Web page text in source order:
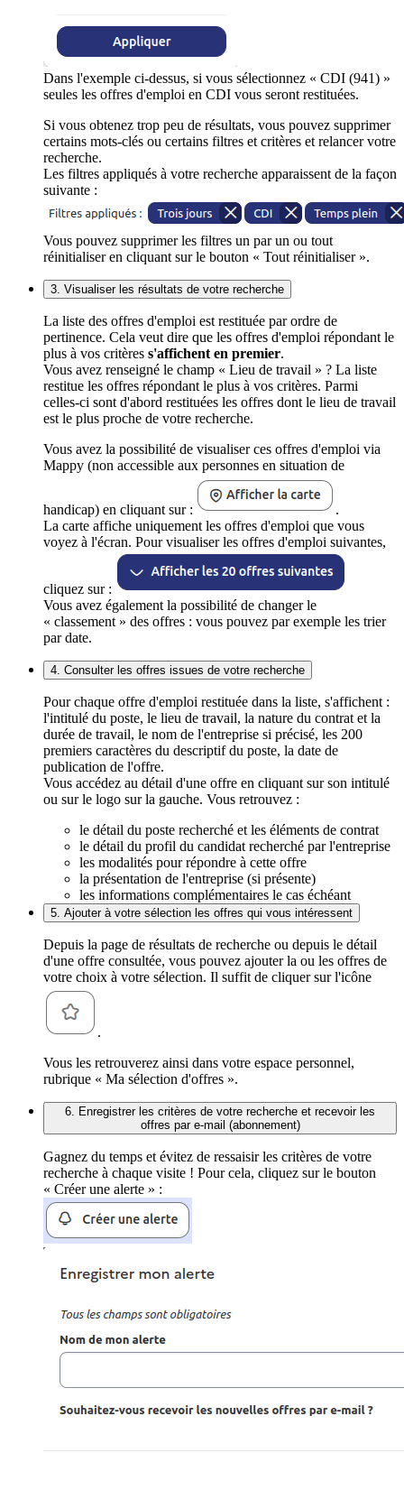
Dans l'exemple ci-dessus, si vous sélectionnez « CDI (941) »
seules les offres d'emploi en CDI vous seront restituées.
Si vous obtenez trop peu de résultats, vous pouvez supprimer
certains mots-clés ou certains filtres et critères et relancer votre
recherche.
Les filtres appliqués à votre recherche apparaissent de la façon
suivante :
Vous pouvez supprimer les filtres un par un ou tout
réinitialiser en cliquant sur le bouton « Tout réinitialiser ».
3. Visualiser les résultats de votre recherche
La liste des offres d'emploi est restituée par ordre de
pertinence. Cela veut dire que les offres d'emploi répondant le
plus à vos critères s'affichent en premier.
Vous avez renseigné le champ « Lieu de travail » ? La liste
restitue les offres répondant le plus à vos critères. Parmi
celles-ci sont d'abord restituées les offres dont le lieu de travail
est le plus proche de votre recherche.
Vous avez la possibilité de visualiser ces offres d'emploi via
Mappy (non accessible aux personnes en situation de
handicap) en cliquant sur :
.
La carte affiche uniquement les offres d'emploi que vous
voyez à l'écran. Pour visualiser les offres d'emploi suivantes,
cliquez sur :
Vous avez également la possibilité de changer le
« classement » des offres : vous pouvez par exemple les trier
par date.
4. Consulter les offres issues de votre recherche
Pour chaque offre d'emploi restituée dans la liste, s'affichent :
l'intitulé du poste, le lieu de travail, la nature du contrat et la
durée de travail, le nom de l'entreprise si précisé, les 200
premiers caractères du descriptif du poste, la date de
publication de l'offre.
Vous accédez au détail d'une offre en cliquant sur son intitulé
ou sur le logo sur la gauche. Vous retrouvez :
le détail du poste recherché et les éléments de contrat
le détail du profil du candidat recherché par l'entreprise
les modalités pour répondre à cette offre
la présentation de l'entreprise (si présente)
les informations complémentaires le cas échéant
5. Ajouter à votre sélection les offres qui vous intéressent
Depuis la page de résultats de recherche ou depuis le détail
d'une offre consultée, vous pouvez ajouter la ou les offres de
votre choix à votre sélection. Il suffit de cliquer sur l'icône
.
Vous les retrouverez ainsi dans votre espace personnel,
rubrique « Ma sélection d'offres ».
6. Enregistrer les critères de votre recherche et recevoir les
offres par e-mail (abonnement)
Gagnez du temps et évitez de ressaisir les critères de votre
recherche à chaque visite ! Pour cela, cliquez sur le bouton
« Créer une alerte » :